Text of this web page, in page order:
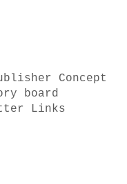
Concept
board
Links